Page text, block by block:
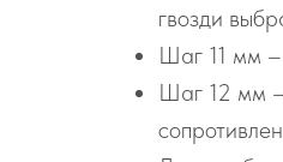
гвозди
Шаг 11 мм –
Шаг 12 мм –